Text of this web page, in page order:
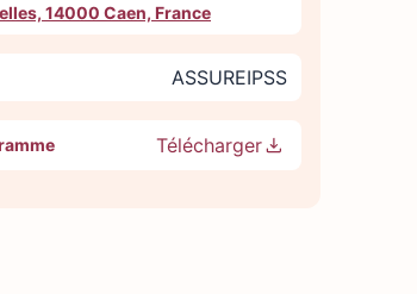
14000 Caen, France
ASSUREIPSS
Télécharger